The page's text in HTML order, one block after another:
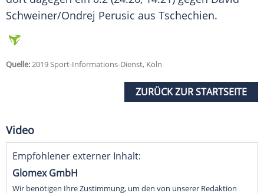
Schweiner/Ondrej Perusic aus Tschechien.
Quelle:2019 Sport-Informations-Dienst, Köln
ZURÜCK ZUR STARTSEITE
Video
Empfohlener externer Inhalt:
Glomex GmbH
Wir benötigen Ihre Zustimmung, um den von unserer Redaktion